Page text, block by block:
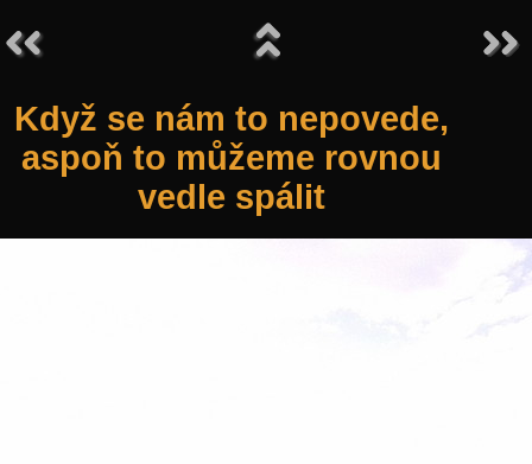
Když se nám to nepovede,
aspoň to můžeme rovnou
vedle spálit